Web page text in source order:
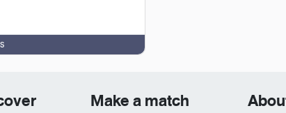
Make a match